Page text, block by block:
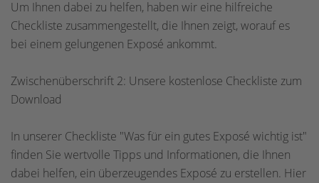
Um Ihnen dabei zu helfen, haben wir eine hilfreiche
Checkliste zusammengestellt, die Ihnen zeigt, worauf es
bei einem gelungenen Exposé ankommt.
Zwischenüberschrift 2: Unsere kostenlose Checkliste zum
Download
In unserer Checkliste "Was für ein gutes Exposé wichtig ist"
finden Sie wertvolle Tipps und Informationen, die Ihnen
dabei helfen, ein überzeugendes Exposé zu erstellen. Hier